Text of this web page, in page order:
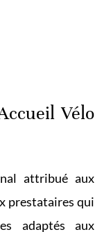
Vélo
attribué aux
prestataires qui
adaptés aux